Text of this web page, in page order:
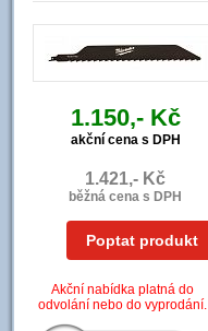
1.150,- Kč
akční cena s DPH
1.421,- Kč
běžná cena s DPH
Poptat produkt
Akční nabídka platná do
odvolání nebo do vyprodání.